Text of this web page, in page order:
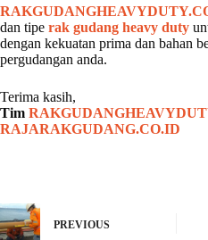
dan tipe rak gudang heavy duty
dengan kekuatan prima dan bahan
pergudangan anda.
Terima kasih,
Tim
RAJARAKGUDANG.CO.ID
PREVIOUS